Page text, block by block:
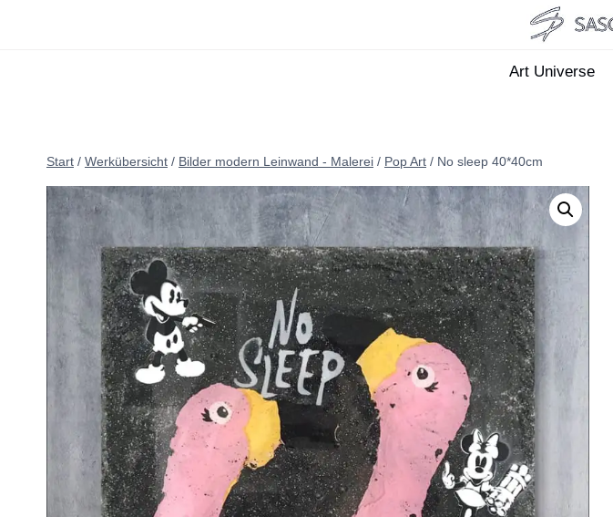
Art Universe
Start / Werkübersicht / Bilder modern Leinwand - Malerei / Pop Art / No sleep 40*40cm